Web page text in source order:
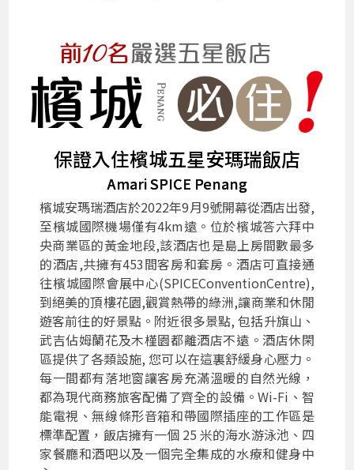
保證入住檳城五星安瑪瑞飯店
Amari SPICE Penang
檳城安瑪瑞酒店於2022年9月9號開幕從酒店出發,
至檳城國際機場僅有4km遠。位於檳城答六拜中
央商業區的黃金地段,該酒店也是島上房間數最多
的酒店,共擁有453間客房和套房。酒店可直接通
往檳城國際會展中心(SPICEConventionCentre),
到絕美的頂樓花園,觀賞熱帶的綠洲,讓商業和休閒
遊客前往的好景點。附近很多景點, 包括升旗山、
武吉佔姆蘭花及木槿園都離酒店不遠。酒店休閑
區提供了各類設施, 您可以在這裏舒緩身心壓力。
每一間都有落地窗讓客房充滿溫暖的自然光線，
都為現代商務旅客配備了齊全的設備。Wi-Fi、智
能電視、無線條形音箱和帶國際插座的工作區是
標準配置，飯店擁有一個 25 米的海水游泳池、四
家餐廳和酒吧以及一個完全集成的水療和健身中